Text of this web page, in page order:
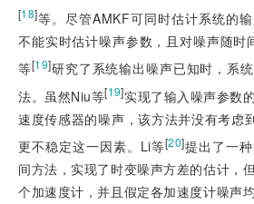
[18]等。尽管AMKF可同时估计系统的
不能实时估计噪声参数，且对噪声随时
等[19]研究了系统输出噪声已知时，系
法。虽然Niu等[19]实现了输入噪声参数
速度传感器的噪声，该方法并没有考虑
更不稳定这一因素。Li等[20]提出了一
间方法，实现了时变噪声方差的估计，
个加速度计，并且假定各加速度计噪声